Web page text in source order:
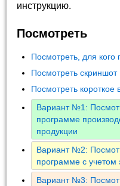
инструкцию.
Посмотреть
Посмотреть, для
Посмотреть скриншот
Посмотреть короткое
Вариант №1:
программе
продукции
Вариант №2:
программе с учетом
Вариант №3: